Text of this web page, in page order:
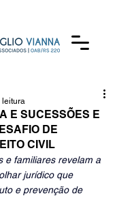
E SUCESSÕES E
DE
CIVIL
leitura
e familiares revelam a
jurídico que
e prevenção de